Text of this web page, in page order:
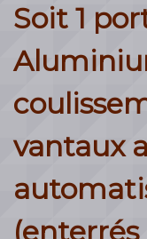
Soit 1
vantaux
(enterrés